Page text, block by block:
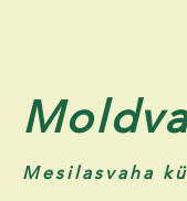
Mesilasvaha